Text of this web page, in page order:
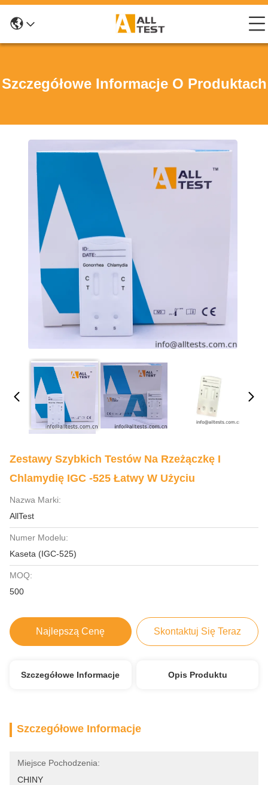
Szczegółowe Informacje O Produktach
Zestawy Szybkich Testów Na Rzeżączkę I
Chlamydię IGC -525 Łatwy W Użyciu
Nazwa Marki:
AllTest
Numer Modelu:
Kaseta (IGC-525)
MOQ:
500
Najlepszą Cenę Skontaktuj Się Teraz
Szczegółowe Informacje Opis Produktu
Szczegółowe Informacje
Miejsce Pochodzenia:
CHINY